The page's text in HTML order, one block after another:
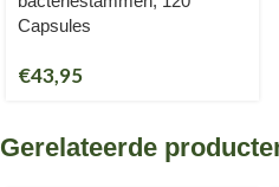
Capsules
€43,95
Gerelateerde